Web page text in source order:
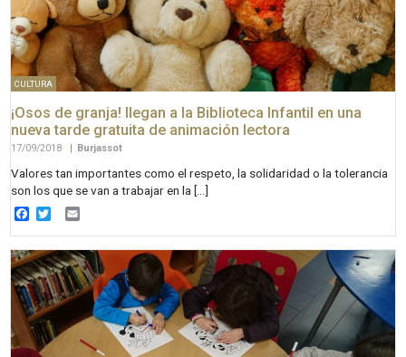
CULTURA
¡Osos de granja! llegan a la Biblioteca Infantil en una
nueva tarde gratuita de animación lectora
17/09/2018 Burjassot
Valores tan importantes como el respeto, la solidaridad o la tolerancia
son los que se van a trabajar en la […]
Facebook
Twitter